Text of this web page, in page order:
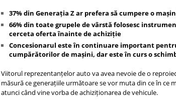
37% din Generația Z ar prefera să cumpere o
66% din toate grupele de vârstă folosesc
cerceta oferta înainte de achiziție
Concesionarul este în continuare important
cumpărătorilor de mașini, dar este în curs o
Viitorul reprezentanțelor auto va avea nevoie de o
măsură ce generațiile următoare se vor muta din ce în ce
atunci când vine vorba de achiziționarea de vehicule.